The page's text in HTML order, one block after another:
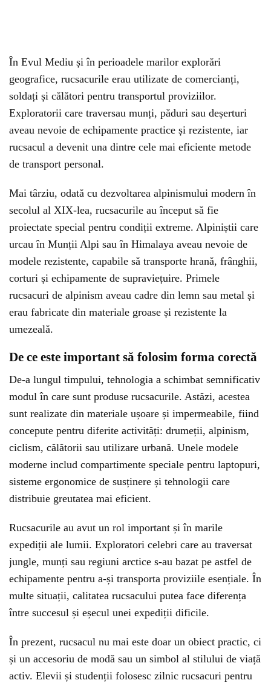
În Evul Mediu și în perioadele marilor explorări
geografice, rucsacurile erau utilizate de comercianți,
soldați și călători pentru transportul proviziilor.
Exploratorii care traversau munți, păduri sau deșerturi
aveau nevoie de echipamente practice și rezistente, iar
rucsacul a devenit una dintre cele mai eficiente metode
de transport personal.
Mai târziu, odată cu dezvoltarea alpinismului modern în
secolul al XIX-lea, rucsacurile au început să fie
proiectate special pentru condiții extreme. Alpiniștii care
urcau în Munții Alpi sau în Himalaya aveau nevoie de
modele rezistente, capabile să transporte hrană, frânghii,
corturi și echipamente de supraviețuire. Primele
rucsacuri de alpinism aveau cadre din lemn sau metal și
erau fabricate din materiale groase și rezistente la
umezeală.
De ce este important să folosim forma corectă
De-a lungul timpului, tehnologia a schimbat semnificativ
modul în care sunt produse rucsacurile. Astăzi, acestea
sunt realizate din materiale ușoare și impermeabile, fiind
concepute pentru diferite activități: drumeții, alpinism,
ciclism, călătorii sau utilizare urbană. Unele modele
moderne includ compartimente speciale pentru laptopuri,
sisteme ergonomice de susținere și tehnologii care
distribuie greutatea mai eficient.
Rucsacurile au avut un rol important și în marile
expediții ale lumii. Exploratori celebri care au traversat
jungle, munți sau regiuni arctice s-au bazat pe astfel de
echipamente pentru a-și transporta proviziile esențiale. În
multe situații, calitatea rucsacului putea face diferența
între succesul și eșecul unei expediții dificile.
În prezent, rucsacul nu mai este doar un obiect practic, ci
și un accesoriu de modă sau un simbol al stilului de viață
activ. Elevii și studenții folosesc zilnic rucsacuri pentru